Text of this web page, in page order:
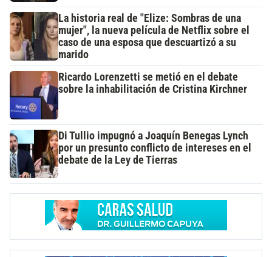
La historia real de "Elize: Sombras de una
mujer", la nueva película de Netflix sobre el
caso de una esposa que descuartizó a su
marido
Ricardo Lorenzetti se metió en el debate
sobre la inhabilitación de Cristina Kirchner
Di Tullio impugnó a Joaquín Benegas Lynch
por un presunto conflicto de intereses en el
debate de la Ley de Tierras